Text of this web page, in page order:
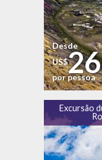
Desde
US$
por pessoa
Excursão